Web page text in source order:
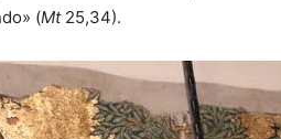
(Mt25,34).